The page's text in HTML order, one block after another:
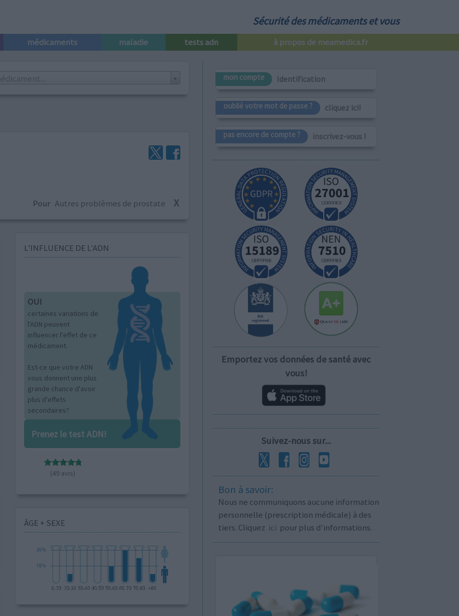
Sécurité des médicaments et vous
médicaments maladie tests adn à propos de meamedica.fr
Pour Autres problèmes de prostate X
L’INFLUENCE DE L'ADN
OUI
certaines variations de
l'ADN peuvent
influencer l'effet de ce
médicament.
Est-ce que votre ADN
vous donnent une plus
grande chance d'avoir
plus d'effets
secondaires?
Prenez le test ADN!
(49 avis)
ÂGE + SEXE
mon compte Identification
oublié votre mot de passe ? cliquez ici!
pas encore de compte ? inscrivez-vous !
Emportez vos données de santé avec
vous!
Suivez-nous sur...
Bon à savoir:
Nous ne communiquons aucune information
personnelle (prescription médicale) à des
tiers. Cliquez ici pour plus d'informations.